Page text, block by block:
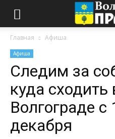
Главная Афиша
Афиша
Следим за
куда
Волгограде с
декабря